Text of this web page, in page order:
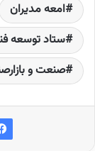
امعه مدیران
ستاد توسعه
صنعت و